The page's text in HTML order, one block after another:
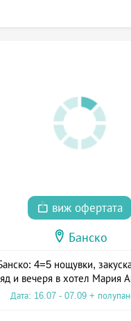
виж офертата
Банско
4=5 нощувки,
и вечеря в хотел Мария
Дата: 16.07 - 07.09 +